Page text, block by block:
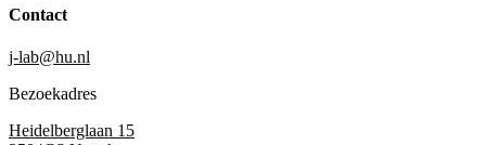
Contact
j-lab@hu.nl
Bezoekadres
Heidelberglaan 15